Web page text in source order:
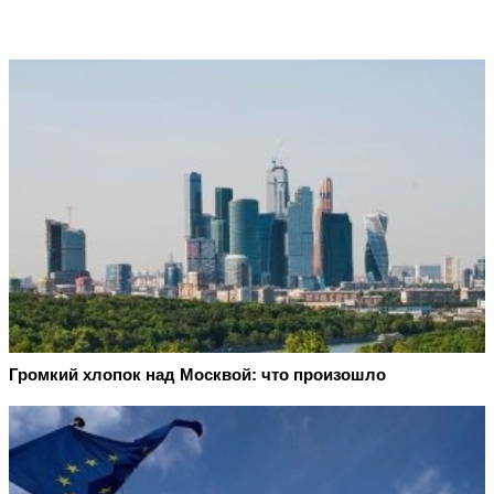
Громкий хлопок над Москвой: что произошло